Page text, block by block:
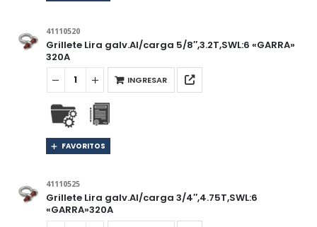
41110520
Grillete Lira galv.Al/carga 5/8″,3.2T,SWL:6 «GARRA»
320A
INGRESAR
FAVORITOS
41110525
Grillete Lira galv.Al/carga 3/4″,4.75T,SWL:6
«GARRA»320A